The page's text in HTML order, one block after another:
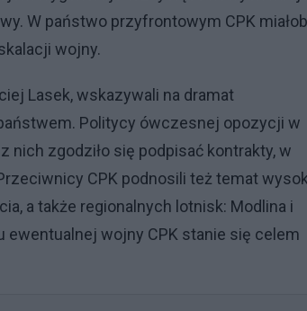
W państwo przyfrontowym CPK
wojny.
Lasek, wskazywali na dramat
Politycy ówczesnej opozycji w
nich zgodziło się podpisać kontrakty, w
CPK podnosili też temat
a także regionalnych lotnisk: Modlina i
ewentualnej wojny CPK stanie się celem